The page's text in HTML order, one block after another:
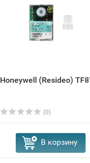
Honeywell (Resideo)
(0)
В корзину